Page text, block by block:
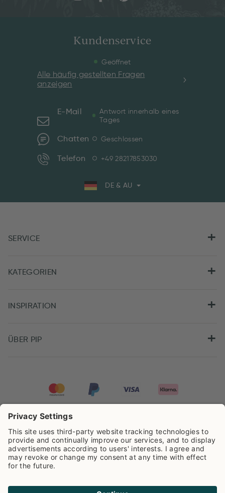
Kundenservice
Geöffnet
Alle häufig gestellten Fragen
anzeigen
E-Mail
Antwort innerhalb eines
Tages
Chatten Geschlossen
Telefon +49 28217853030
DE & AU
SERVICE
KATEGORIEN
INSPIRATION
ÜBER PIP
auf der Grundlage von8.960Rezensionen ausgezeichnet.